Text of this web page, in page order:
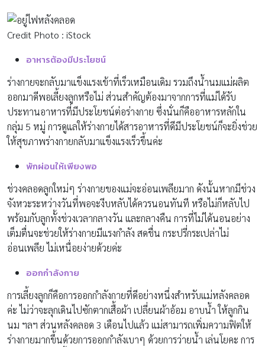
Credit Photo : iStock
อาหารต้องมีประโยชน์
ร่างกายจะกลับมาแข็งแรงเข้าที่เร็วเหมือนเดิม รวมถึงน้ำนมแม่ผลิต
ออกมาดีพอเลี้ยงลูกหรือไม่ ส่วนสำคัญต้องมาจากการที่แม่ได้รับ
ประทานอาหารที่มีประโยชน์ต่อร่างกาย ซึ่งนั่นก็คืออาหารหลักใน
กลุ่ม 5 หมู่ การดูแลให้ร่างกายได้สารอาหารที่ดีมีประโยชน์ก็จะยิ่งช่วย
ให้สุขภาพร่างกายกลับมาแข็งแรงเร็วขึ้นค่ะ
พักผ่อนให้เพียงพอ
ช่วงคลอดลูกใหม่ๆ ร่างกายของแม่จะอ่อนเพลียมาก ดังนั้นหากมีช่วง
จังหวะระหว่างวันที่พอจะงีบหลับได้ควรนอนทันที หรือไม่ก็หลับไป
พร้อมกับลูกทั้งช่วงเวลากลางวัน และกลางคืน การที่ไม่ได้นอนอย่าง
เต็มตื่นจะช่วยให้ร่างกายมีแรงกำลัง สดชื่น กระปรี่กระเปล่าไม่
อ่อนเพลีย ไม่เหนื่อยง่ายด้วยค่ะ
ออกกำลังกาย
การเลี้ยงลูกก็คือการออกกำลังกายที่ดีอย่างหนึ่งสำหรับแม่หลังคลอด
ค่ะ ไม่ว่าจะลุกเดินไปซักตากเสื้อผ้า เปลี่ยนผ้าอ้อม อาบน้ำ ให้ลูกกิน
นม ฯลฯ ส่วนหลังคลอด 3 เดือนไปแล้ว แม่สามารถเพิ่มความฟิตให้
ร่างกายมากขึ้นด้วยการออกกำลังเบาๆ ด้วยการว่ายน้ำ เล่นโยคะ การ